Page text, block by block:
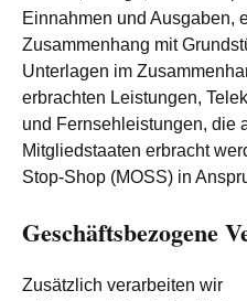
Einnahmen und Ausgaben,
Zusammenhang mit
Unterlagen im
erbrachten Leistungen,
und Fernsehleistungen, die
Mitgliedstaaten erbracht
Stop-Shop (MOSS) in
Geschäftsbezogene
Zusätzlich verarbeiten wir